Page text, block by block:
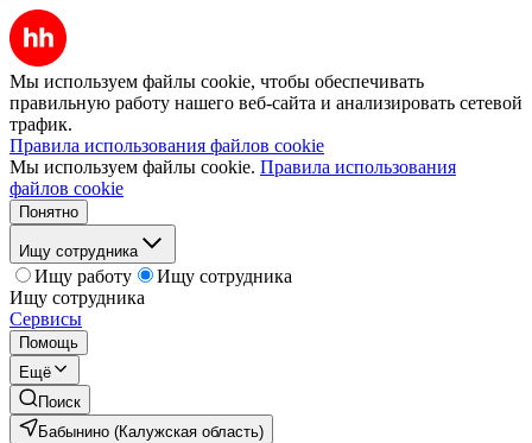
Мы используем файлы cookie, чтобы обеспечивать
правильную работу нашего веб-сайта и анализировать сетевой
трафик.
Правила использования файлов cookie
Мы используем файлы cookie. Правила использования
файлов cookie
Понятно
Ищу сотрудника
Ищу работу
Ищу сотрудника
Ищу сотрудника
Сервисы
Помощь
Ещё
Поиск
Бабынино (Калужская область)